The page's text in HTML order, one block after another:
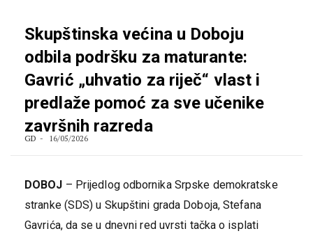
Skupštinska većina u Doboju
odbila podršku za maturante:
Gavrić „uhvatio za riječ“ vlast i
predlaže pomoć za sve učenike
završnih razreda
GD 16/05/2026
DOBOJ – Prijedlog odbornika Srpske demokratske
stranke (SDS) u Skupštini grada Doboja, Stefana
Gavrića, da se u dnevni red uvrsti tačka o isplati